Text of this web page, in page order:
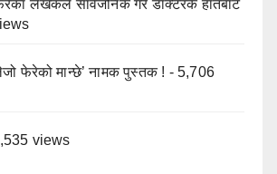
लेखकले सार्वजनिक गरे डाक्टरकै हातबाट
फेरेको मान्छे’ नामक पुस्तक ! - 5,706
views